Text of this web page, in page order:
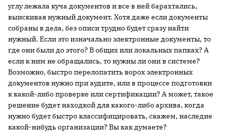
углу лежала куча документов и все в ней барахтались,
выискивая нужный документ. Хотя даже если документы
собраны в дела, без описи трудно будет сразу найти
нужный. Если это изначально электронные документы, то
где они были до этого? В общих или локальных папках? А
если к ним не обращались, то нужны ли они в системе?
Возможно, быстро перелопатить ворох электронных
документов нужно при аудите, или в процессе подготовки
к какой-либо проверке или сертификации? А может, такое
решение будет находкой для какого-либо архива, когда
нужно будет быстро классифицировать, скажем, наследие
какой-нибудь организации? Вы как думаете?